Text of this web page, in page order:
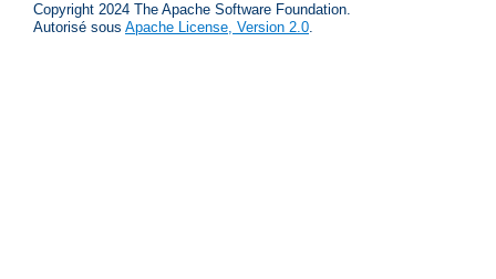
Copyright 2024 The Apache Software Foundation.
Autorisé sous Apache License, Version 2.0.